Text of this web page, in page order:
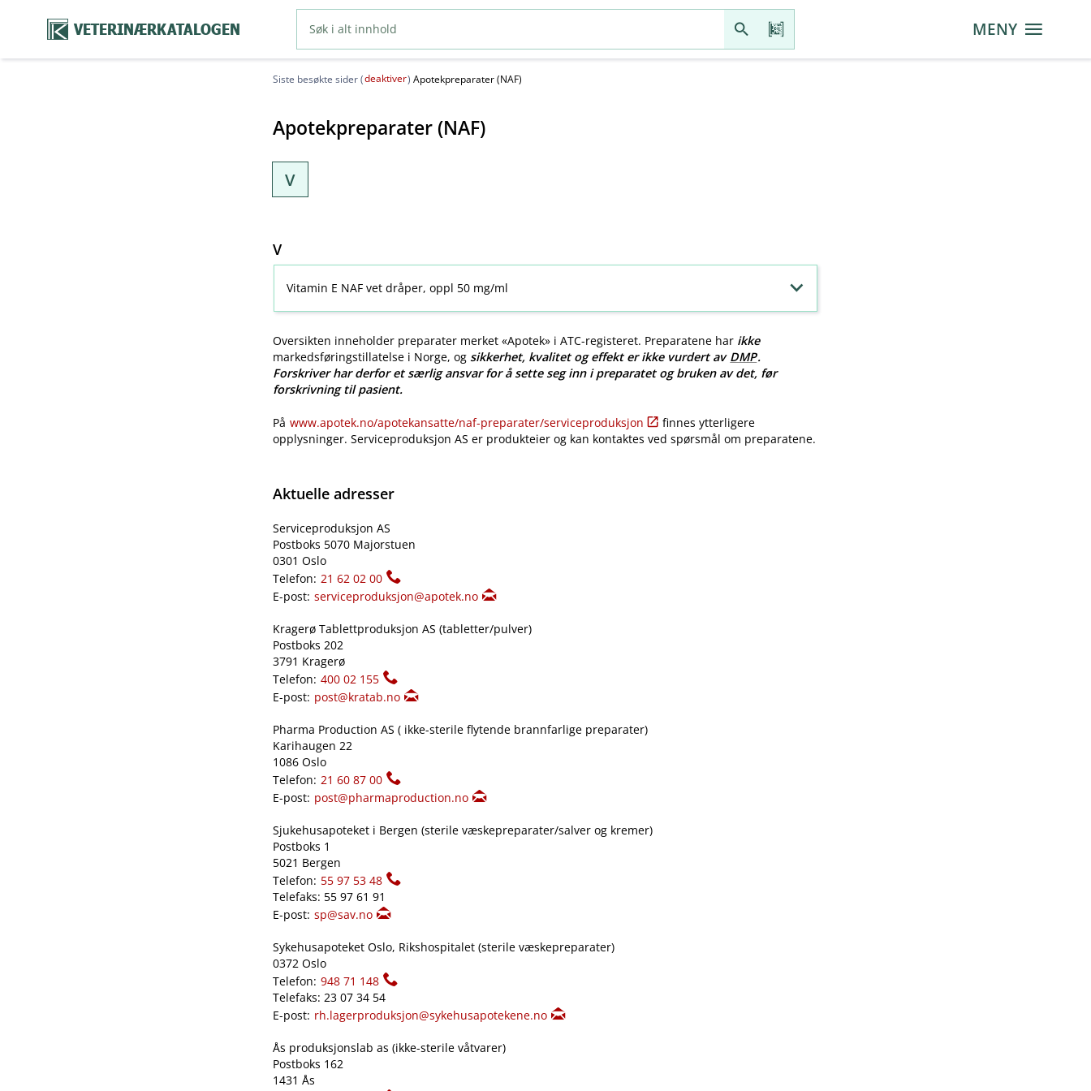
VETERINÆRKATALOGEN MENY
Siste besøkte sider (deaktiver) Apotekpreparater (NAF)
Apotekpreparater (NAF)
V
V
Vitamin E NAF vet dråper, oppl 50 mg/ml
Oversikten inneholder preparater merket «Apotek» i ATC-registeret. Preparatene har ikke
markedsføringstillatelse i Norge, ogsikkerhet, kvalitet og effekt er ikke vurdert av DMP.
Forskriver har derfor et særlig ansvar for å sette seg inn i preparatet og bruken av det, før
forskrivning til pasient.
På www.apotek.no​/​apotekansatte​/​naf-preparater​/​serviceproduksjon
finnes ytterligere
opplysninger. Serviceproduksjon AS er produkteier og kan kontaktes ved spørsmål om preparatene.
Aktuelle adresser
Serviceproduksjon AS
Postboks 5070 Majorstuen
0301 Oslo
Telefon: 21 62 02 00
E-post: serviceproduksjon@apotek.no
Kragerø Tablettproduksjon AS (tabletter​/​pulver)
Postboks 202
3791 Kragerø
Telefon: 400 02 155
E-post: post@kratab.no
Pharma Production AS ( ikke-sterile flytende brannfarlige preparater)
Karihaugen 22
1086 Oslo
Telefon: 21 60 87 00
E-post: post@pharmaproduction.no
Sjukehusapoteket i Bergen (sterile væskepreparater​/​salver og kremer)
Postboks 1
5021 Bergen
Telefon: 55 97 53 48
Telefaks: 55 97 61 91
E-post: sp@sav.no
Sykehusapoteket Oslo, Rikshospitalet (sterile væskepreparater)
0372 Oslo
Telefon: 948 71 148
Telefaks: 23 07 34 54
E-post: rh.lagerproduksjon@sykehusapotekene.no
Ås produksjonslab as (ikke-sterile våtvarer)
Postboks 162
1431 Ås